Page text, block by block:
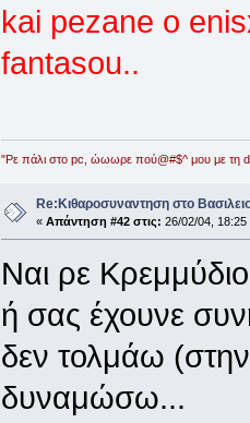
kai pezane o
fantasou..
"Ρε πάλι στο pc, ώωωρε πού@#$^ μου με τη
Re:Κιθαροσυναντηση στο
« Απάντηση #42 στις: 26/02/04, 18:25
Ναι ρε
ή σας έχουνε
δεν τολμάω
δυναμώσω...